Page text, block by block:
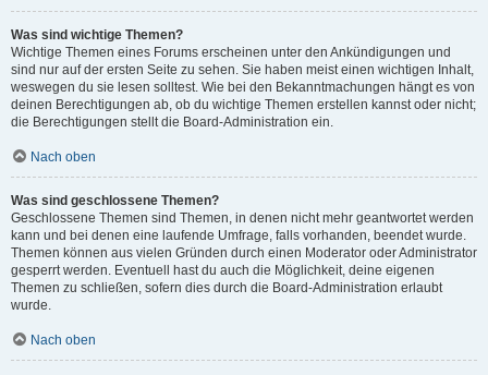
Was sind wichtige Themen?
Wichtige Themen eines Forums erscheinen unter den Ankündigungen und
sind nur auf der ersten Seite zu sehen. Sie haben meist einen wichtigen Inhalt,
weswegen du sie lesen solltest. Wie bei den Bekanntmachungen hängt es von
deinen Berechtigungen ab, ob du wichtige Themen erstellen kannst oder nicht;
die Berechtigungen stellt die Board-Administration ein.
Nach oben
Was sind geschlossene Themen?
Geschlossene Themen sind Themen, in denen nicht mehr geantwortet werden
kann und bei denen eine laufende Umfrage, falls vorhanden, beendet wurde.
Themen können aus vielen Gründen durch einen Moderator oder Administrator
gesperrt werden. Eventuell hast du auch die Möglichkeit, deine eigenen
Themen zu schließen, sofern dies durch die Board-Administration erlaubt
wurde.
Nach oben